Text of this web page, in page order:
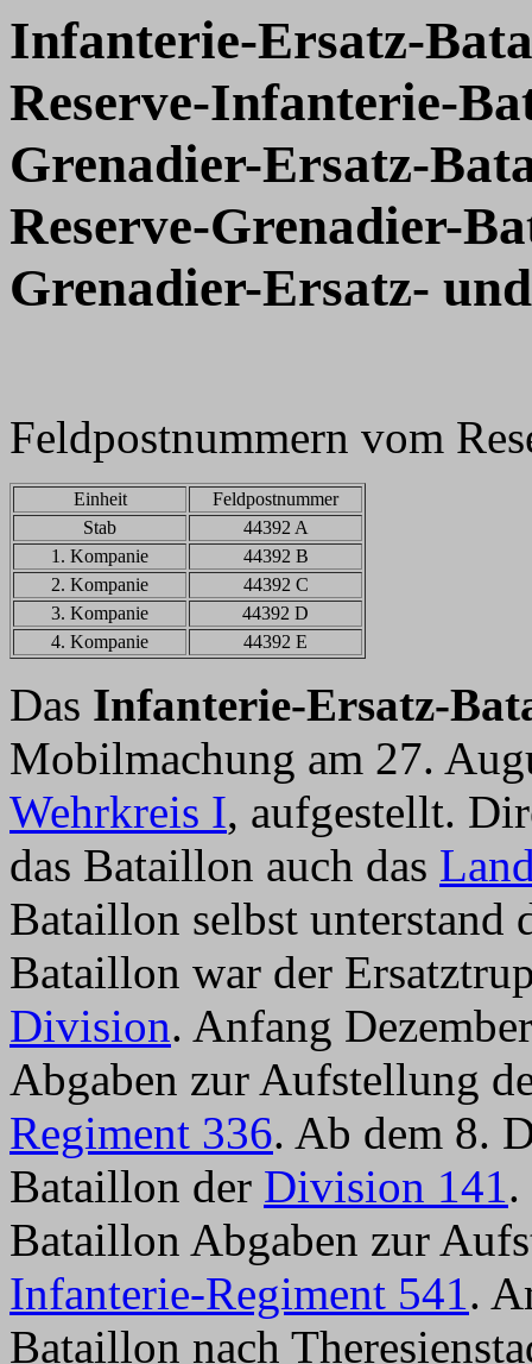
Infanterie-Ersatz-
Reserve-Infanterie-
Grenadier-Ersatz-
Reserve-Grenadier-
Grenadier-Ersatz-
Feldpostnummern vom
Einheit
Feldpostnummer
Stab
44392 A
1. Kompanie
44392 B
2. Kompanie
44392 C
3. Kompanie
44392 D
4. Kompanie
44392 E
Das Infanterie-Ersatz-
Mobilmachung am 27.
Wehrkreis I, aufgestellt.
das Bataillon auch das
Bataillon selbst unterstand
Bataillon war der
Division. Anfang
Abgaben zur Aufstellung
Regiment 336. Ab dem 8.
Bataillon der Division 141.
Bataillon Abgaben zur
Infanterie-Regiment 541.
Bataillon nach